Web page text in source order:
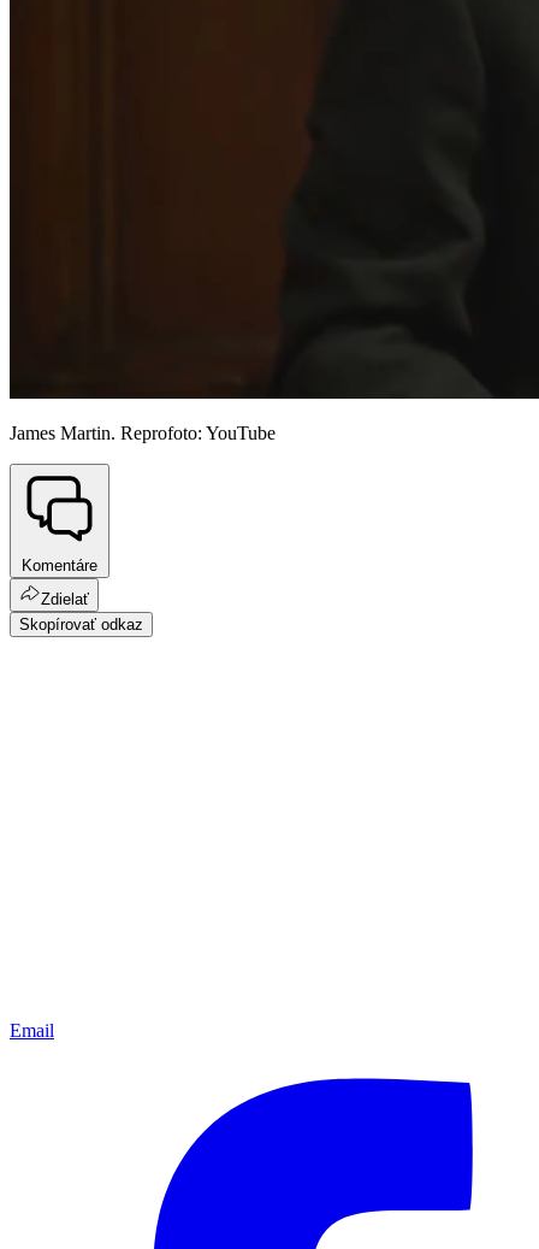
James Martin. Reprofoto: YouTube
Komentáre
Zdielať
Skopírovať odkaz
Email